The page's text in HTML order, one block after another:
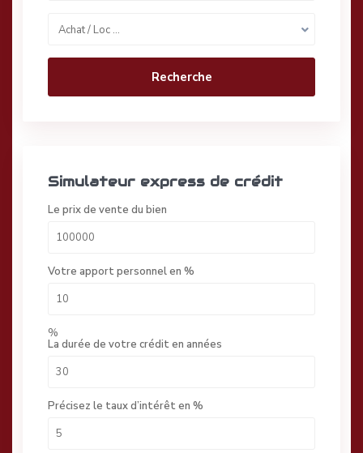
Achat / Loc …
Recherche
Simulateur express de crédit
Le prix de vente du bien
Votre apport personnel en %
%
La durée de votre crédit en années
Précisez le taux d’intérêt en %